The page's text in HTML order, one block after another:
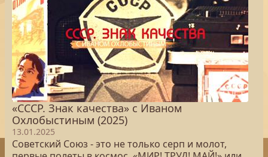
«СССР. Знак качества» с Иваном
Охлобыстиным (2025)
13.01.2025
Советский Союз - это не только серп и молот,